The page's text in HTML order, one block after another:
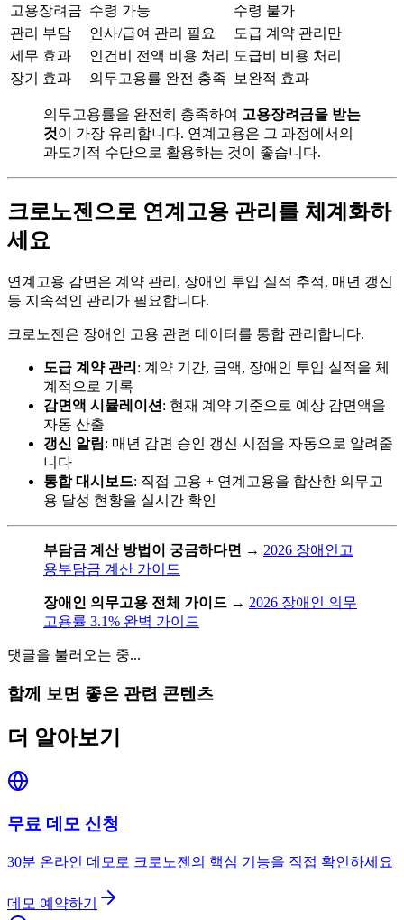
고용장려금 수령 가능
수령 불가
관리 부담
인사/급여 관리 필요
도급 계약 관리만
세무 효과
인건비 전액 비용 처리
도급비 비용 처리
장기 효과
의무고용률 완전 충족 보완적 효과
의무고용률을 완전히 충족하여 고용장려금을 받는
것이 가장 유리합니다. 연계고용은 그 과정에서의
과도기적 수단으로 활용하는 것이 좋습니다.
크로노젠으로 연계고용 관리를 체계화하
세요
연계고용 감면은 계약 관리, 장애인 투입 실적 추적, 매년 갱신
등 지속적인 관리가 필요합니다.
크로노젠은 장애인 고용 관련 데이터를 통합 관리합니다.
도급 계약 관리 : 계약 기간, 금액, 장애인 투입 실적을 체
계적으로 기록
감면액 시뮬레이션 : 현재 계약 기준으로 예상 감면액을
자동 산출
갱신 알림: 매년 감면 승인 갱신 시점을 자동으로 알려줍
니다
통합 대시보드: 직접 고용 + 연계고용을 합산한 의무고
용 달성 현황을 실시간 확인
부담금 계산 방법이 궁금하다면 → 2026 장애인고
용부담금 계산 가이드
장애인 의무고용 전체 가이드 → 2026 장애인 의무
고용률 3.1% 완벽 가이드
댓글을 불러오는 중...
함께 보면 좋은 관련 콘텐츠
더 알아보기
무료 데모 신청
30분 온라인 데모로 크로노젠의 핵심 기능을 직접 확인하세요
데모 예약하기